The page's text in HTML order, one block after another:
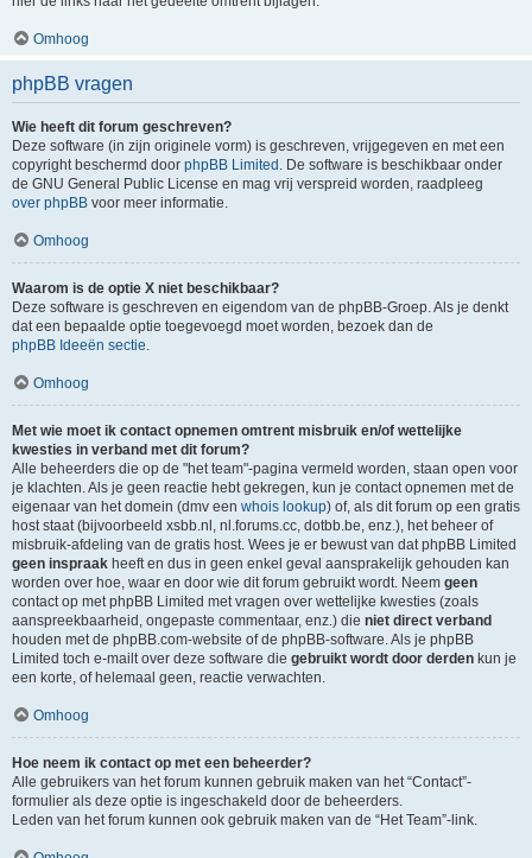
Omhoog
phpBB vragen
Wie heeft dit forum geschreven?
Deze software (in zijn originele vorm) is geschreven, vrijgegeven en met een
copyright beschermd door phpBB Limited . De software is beschikbaar onder
de GNU General Public License en mag vrij verspreid worden, raadpleeg
over phpBB voor meer informatie.
Omhoog
Waarom is de optie X niet beschikbaar?
Deze software is geschreven en eigendom van de phpBB-Groep. Als je denkt
dat een bepaalde optie toegevoegd moet worden, bezoek dan de
phpBB Ideeën sectie.
Omhoog
Met wie moet ik contact opnemen omtrent misbruik en/of wettelijke
kwesties in verband met dit forum?
Alle beheerders die op de "het team"-pagina vermeld worden, staan open voor
je klachten. Als je geen reactie hebt gekregen, kun je contact opnemen met de
eigenaar van het domein (dmv een whois lookup) of, als dit forum op een gratis
host staat (bijvoorbeeld xsbb.nl, nl.forums.cc, dotbb.be, enz.), het beheer of
misbruik-afdeling van de gratis host. Wees je er bewust van dat phpBB Limited
geen inspraak heeft en dus in geen enkel geval aansprakelijk gehouden kan
worden over hoe, waar en door wie dit forum gebruikt wordt. Neem geen
contact op met phpBB Limited met vragen over wettelijke kwesties (zoals
aanspreekbaarheid, ongepaste commentaar, enz.) die niet direct verband
houden met de phpBB.com-website of de phpBB-software. Als je phpBB
Limited toch e-mailt over deze software die gebruikt wordt door derden kun je
een korte, of helemaal geen, reactie verwachten.
Omhoog
Hoe neem ik contact op met een beheerder?
Alle gebruikers van het forum kunnen gebruik maken van het “Contact”-
formulier als deze optie is ingeschakeld door de beheerders.
Leden van het forum kunnen ook gebruik maken van de “Het Team”-link.